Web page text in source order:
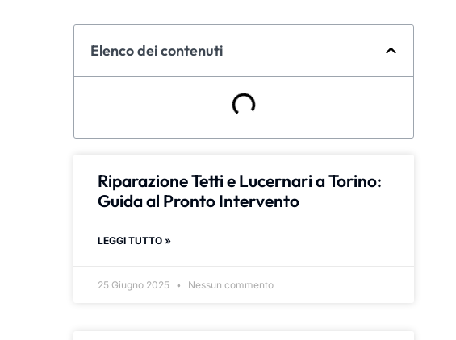
Elenco dei contenuti
Riparazione Tetti e Lucernari a Torino:
Guida al Pronto Intervento
LEGGI TUTTO »
25 Giugno 2025 Nessun commento